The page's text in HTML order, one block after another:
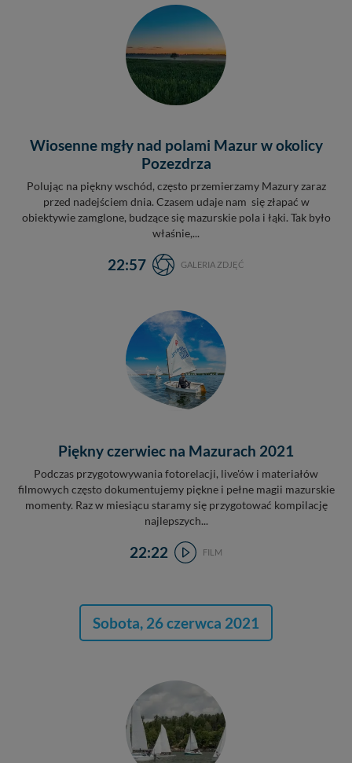
Wiosenne mgły nad polami Mazur w okolicy
Pozezdrza
Polując na piękny wschód, często przemierzamy Mazury zaraz
przed nadejściem dnia. Czasem udaje nam się złapać w
obiektywie zamglone, budzące się mazurskie pola i łąki. Tak było
właśnie,...
22:57 GALERIA ZDJĘĆ
Piękny czerwiec na Mazurach 2021
Podczas przygotowywania fotorelacji, live'ów i materiałów
filmowych często dokumentujemy piękne i pełne magii mazurskie
momenty. Raz w miesiącu staramy się przygotować kompilację
najlepszych...
22:22 FILM
Sobota, 26 czerwca 2021